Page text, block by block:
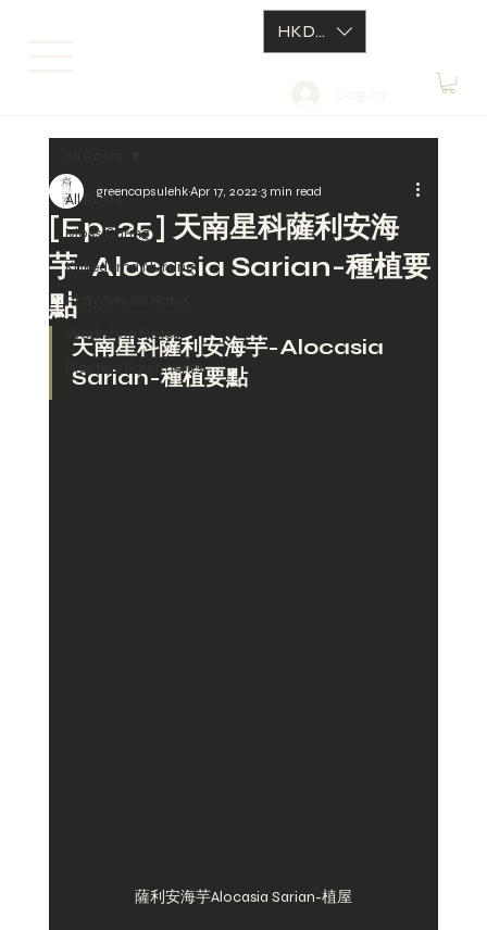
HKD (HK$)
All Posts
Moss Caring
Kokedama Nursing
Platycerium notes
Workshop Notes
Planting Equitments
[Ep-25] 天南星科薩利安海
芋-Alocasia Sarian-種植要
點
greencapsulehkApr 17, 2022 3 min read
天南星科薩利安海芋-Alocasia
Sarian-種植要點
薩利安海芋Alocasia Sarian-植屋